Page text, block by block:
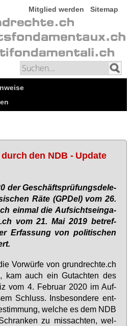
Mitglied werden Sitemap
den NDB - Update
der Ge­schäfts­prü­fungs­de­le­
Rä­te (GPDel) vom 26.
ein­mal die Auf­sichts­ein­ga­
vom 21. Mai 2019 be­tref­
Er­fas­sung von po­li­ti­schen
Vor­wür­fe von grund­rech­te.ch
kam auch ein Gut­ach­ten des
vom 4. Fe­bru­ar 2020 im Auf­
Schluss. Ins­be­son­de­re ent­
wel­che es dem NDB
zu miss­ach­ten, wel­